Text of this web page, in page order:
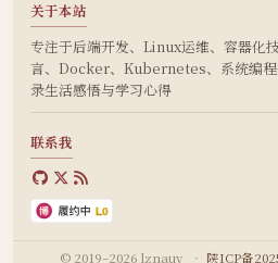
关于本站
专注于后端开发、Linux运维、容器化
言、Docker、Kubernetes、系统编程
录生活感悟与学习心得
联系我
© 2019–2026 lznauy · 陕ICP备